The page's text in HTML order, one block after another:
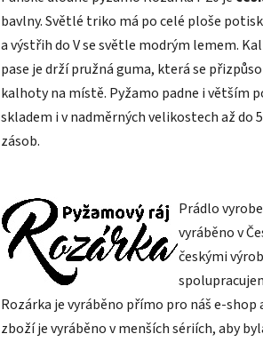
z
5
hvězdiček.
bavlny. Světlé triko má po celé ploše
a výstřih do V se světle modrým lemem.
pase je drží pružná guma, která se
kalhoty na místě. Pyžamo padne i větším
skladem i v nadměrných velikostech až do
zásob.
Prádlo
vyráběno v
českými
Rozárka je vyráběno přímo pro náš e-
zboží je vyráběno v menších sériích, aby